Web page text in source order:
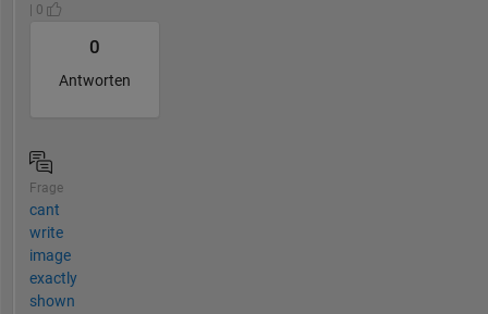
| 0
0
Antworten
Frage
cant
write
image
exactly
shown